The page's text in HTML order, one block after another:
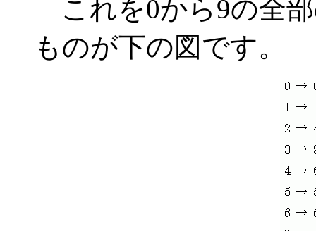
これを0から9の全
ものが下の図です。